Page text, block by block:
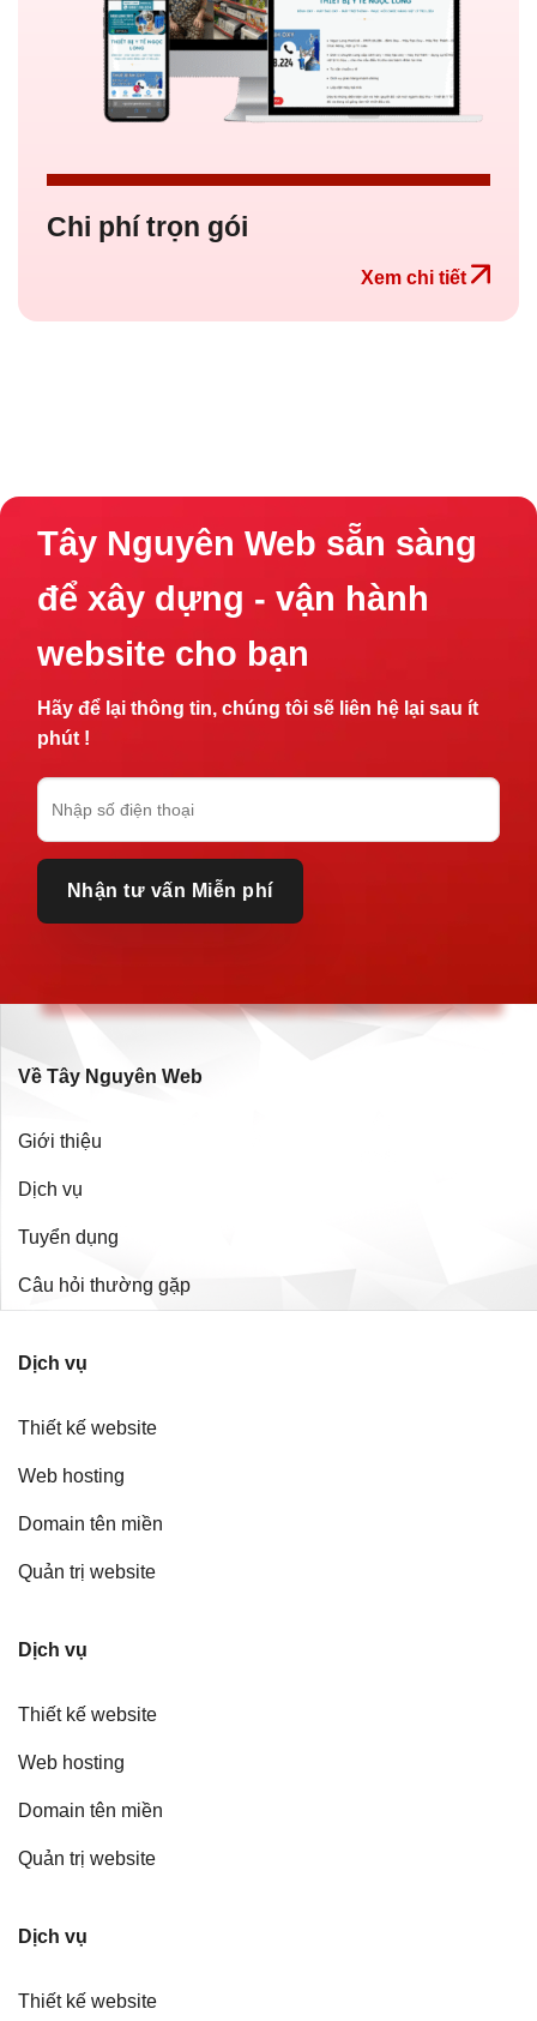
Chi phí trọn gói
Xem chi tiết
Tây Nguyên Web sẵn sàng
để xây dựng - vận hành
website cho bạn
Hãy để lại thông tin, chúng tôi sẽ liên hệ lại sau ít
phút !
Về Tây Nguyên Web
Giới thiệu
Dịch vụ
Tuyển dụng
Câu hỏi thường gặp
Dịch vụ
Thiết kế website
Web hosting
Domain tên miền
Quản trị website
Dịch vụ
Thiết kế website
Web hosting
Domain tên miền
Quản trị website
Dịch vụ
Thiết kế website